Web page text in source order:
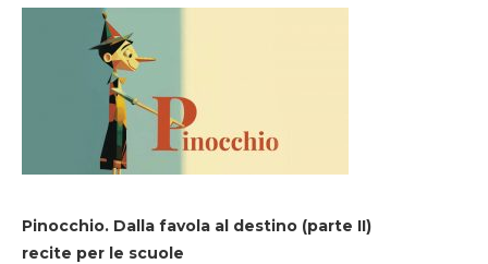
Pinocchio. Dalla favola al destino (parte II)
recite per le scuole